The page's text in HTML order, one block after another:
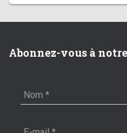
Abonnez-vous à